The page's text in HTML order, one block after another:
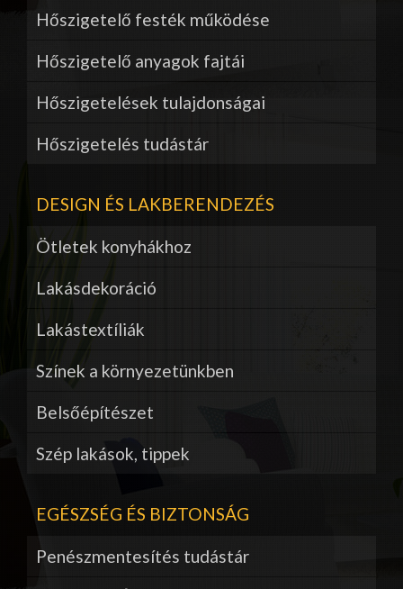
Hőszigetelő festék működése
Hőszigetelő anyagok fajtái
Hőszigetelések tulajdonságai
Hőszigetelés tudástár
DESIGN ÉS LAKBERENDEZÉS
Ötletek konyhákhoz
Lakásdekoráció
Lakástextíliák
Színek a környezetünkben
Belsőépítészet
Szép lakások, tippek
EGÉSZSÉG ÉS BIZTONSÁG
Penészmentesítés tudástár